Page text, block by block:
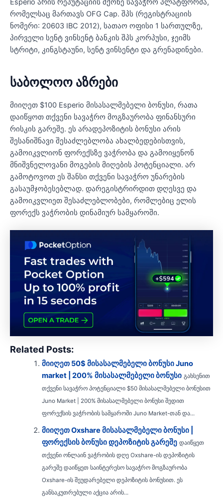
რომელსაც მართავს OFG Cap. შპს (რეგისტრაციის
ნომერი: 20603 IBC 2012), სათაო ოფისი 1 სართულზე,
პირველი სენტ ვინსენტ ბანკის შპს კორპუსი, ჯეიმს
სტრიტი, კინგსტაუნი, სენტ ვინსენტი და გრენადინები.
საბოლოო აზრები
მიიღეთ $100 Esperio მისასალმებელი ბონუსი, რათა
დაიწყოთ თქვენი სავაჭრო მოგზაურობა ფინანსური
რისკის გარეშე. ეს არადეპოზიტის ბონუსი არის
შესანიშნავი შესაძლებლობა ახალბედებისთვის,
გამოიკვლიონ ფორექსზე ვაჭრობა და გამოიყენონ
მნიშვნელოვანი მოგების მიღების პოტენციალი. არ
გამოტოვოთ ეს შანსი თქვენი სავაჭრო უნარების
გასაუმჯობესებლად. დარეგისტრირდით დღესვე და
გამოიკვლიეთ შესაძლებლობები, რომლებიც ელის
ფორექს ვაჭრობის დინამიურ სამყაროში.
Related Posts:
მიიღეთ 50$ მისასალმებელი ბონუსი Juno
market | 200% მისასალმებელი ბონუსი გახსენით
თქვენი სავაჭრო პოტენციალი $50 მისასალმებელი ბონუსით
Juno Market | 200% მისასალმებელი ბონუსი შედით
ფორექსის ვაჭრობის სამყაროში Juno Market-თან და...
მიიღეთ Oxshare მისასალმებელი ბონუსი |
ფორექსის ბონუსი დეპოზიტის გარეშე დაიწყეთ
თქვენი ონლაინ ვაჭრობის დღე Oxshare-ის დეპოზიტის
გარეშე დაიწყეთ საინტერესო სავაჭრო მოგზაურობა
Oxshare-ის შეუდარებელი დეპოზიტის ბონუსით. ეს
განსაკუთრებული აქცია არის...